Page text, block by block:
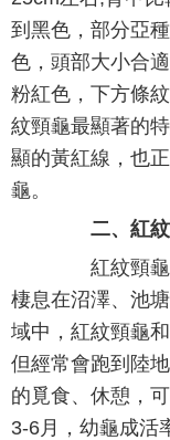
到黑色，部分亞
色，頭部大小合
粉紅色，下方條
紋頸龜最顯著的
顯的黃紅線，也
龜。
二、紅紋
紅紋頸龜
棲息在沼澤、池
域中，紅紋頸龜
但經常會跑到陸
的覓食、休憩，
3-6月，幼龜成活